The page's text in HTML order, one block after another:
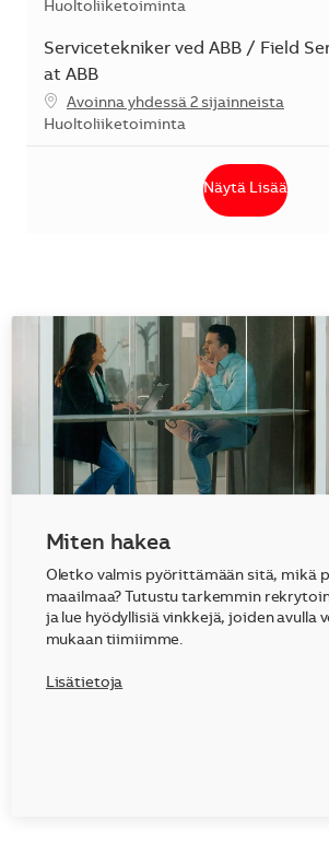
Kategoria
Huoltoliiketoiminta
Servicetekniker ved ABB / Field
at ABB
Avoinna yhdessä 2 sijainneista
Kategoria
Huoltoliiketoiminta
Näytä Lisää
Miten hakea
Oletko valmis pyörittämään sitä, mikä
maailmaa? Tutustu tarkemmin
ja lue hyödyllisiä vinkkejä, joiden avulla
mukaan tiimiimme.
Lisätietoja